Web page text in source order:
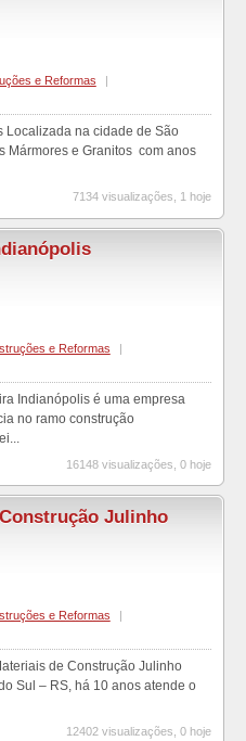
e Reformas
Localizada na cidade de São
Mármores e Granitos com anos
7134 visualizações, 1 hoje
e Reformas
|
Indianópolis é uma empresa
no ramo construção
16148 visualizações, 0 hoje
Julinho
e Reformas
de Construção Julinho
Sul – RS, há 10 anos atende o
12402 visualizações, 0 hoje